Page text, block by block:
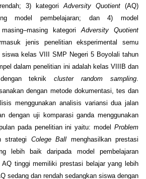
3) kategoriAdversity Quotient (AQ)
model pembelajaran; dan 4) model
masing–masing kategoriAdversity Quotient
jenis penelitian eksperimental semu
siswa kelas VIII SMP Negeri 5 Boyolali tahun
dalam penelitian ini adalah kelas VIIIB dan
teknikcluster random sampling.
dengan metode dokumentasi, tes dan
menggunakan analisis variansi dua jalan
dengan uji komparasi ganda menggunakan
pada penelitian ini yaitu: model Problem
strategi Colege Ball menghasilkan prestasi
lebih baik daripada model pembelajaran
AQ tinggi memiliki prestasi belajar yang lebih
sedang dan rendah sedangkan siswa dengan